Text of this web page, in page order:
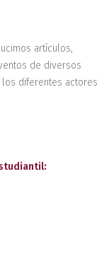
artículos,
de diversos
los diferentes actores